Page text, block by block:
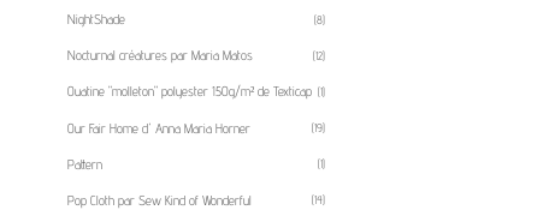
NightShade (8)
Nocturnal créatures par Maria Matos (12)
Ouatine "molleton" polyester 150g/m² de Texticap (1)
Our Fair Home d' Anna Maria Horner (19)
Pattern (1)
Pop Cloth par Sew Kind of Wonderful (14)